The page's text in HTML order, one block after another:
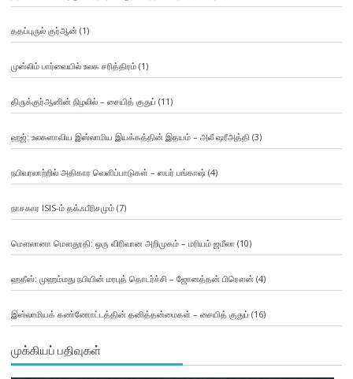
ததப்புருல் குர்ஆன் (1)
முஸ்லிம் பார்வையில் உலக சரித்திரம்(1)
திருக்குர்ஆனின் நிழலில் – சையித் குதுப் (11)
ஹஜ்: உலகளாவிய இஸ்லாமிய இயக்கத்தின் இதயம் – அலீ ஷரீஅத்தி (3)
நபிவரலாற்றில் அதிகார வெளிப்பாடுகள் – ஸபர் பங்காஷ் (4)
நாசகார ISIS-ம் தக்ஃபீரிசமும்(7)
மௌலானா மௌதூதி: ஒரு விரிவான அறிமுகம் – மரியம் ஜமீலா (10)
ஹதீஸ்: முஹம்மது நபியின் மரபுத் தொடர்ச்சி – ஜோனத்தன் பிரௌன் (4)
இஸ்லாமியக் கண்ணோட்டத்தின் தனித்தன்மைகள் – சையித் குதுப் (16)
முக்கியப் பதிவுகள்